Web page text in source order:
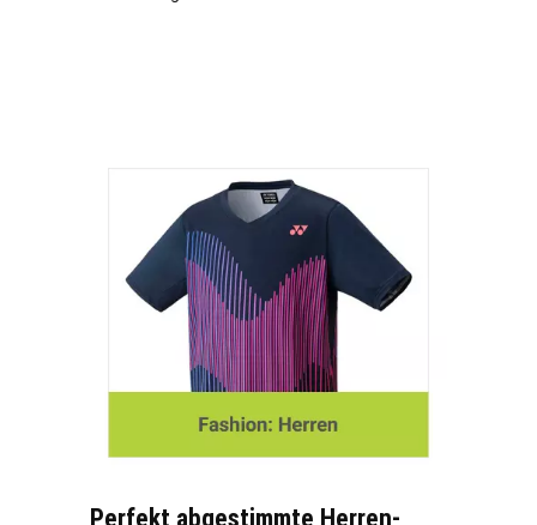
Perfekt abgestimmte Herren-